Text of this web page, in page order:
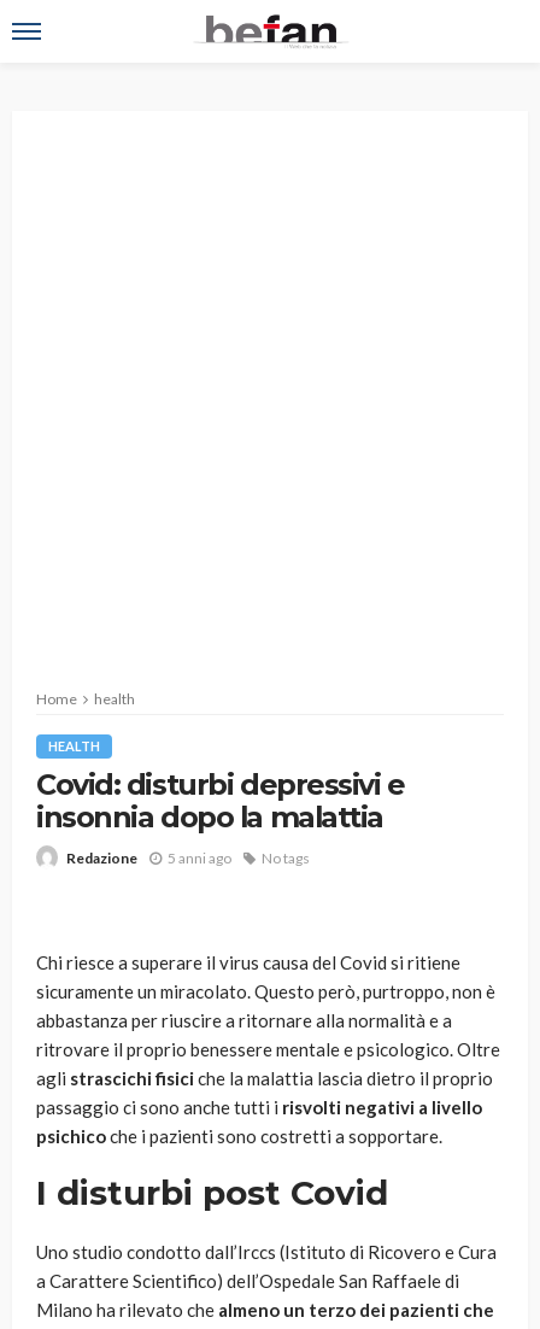
Home health
HEALTH
Covid: disturbi depressivi e
insonnia dopo la malattia
Redazione 5 anni ago No tags
Chi riesce a superare il virus causa del Covid si ritiene
sicuramente un miracolato. Questo però, purtroppo, non è
abbastanza per riuscire a ritornare alla normalità e a
ritrovare il proprio benessere mentale e psicologico. Oltre
agli strascichi fisiciche la malattia lascia dietro il proprio
passaggio ci sono anche tutti i risvolti negativi a livello
psichicoche i pazienti sono costretti a sopportare.
I disturbi post Covid
Uno studio condotto dall’Irccs (Istituto di Ricovero e Cura
a Carattere Scientifico) dell’Ospedale San Raffaele di
Milano ha rilevato che almeno un terzo dei pazienti che